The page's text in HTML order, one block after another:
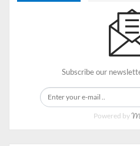
Subscribe our
Powered by